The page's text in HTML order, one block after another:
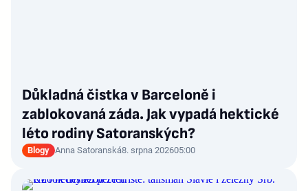
Důkladná čistka v Barceloně i
zablokovaná záda. Jak vypadá hektické
léto rodiny Satoranských?
Blogy Anna Satoranská8. srpna 202605:00